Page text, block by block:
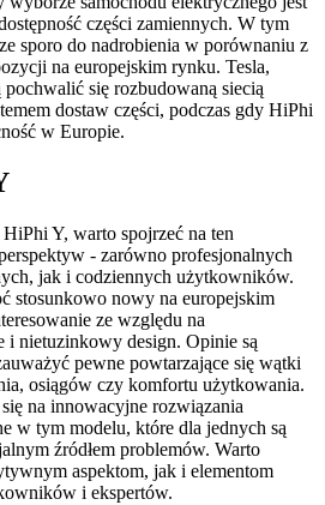
części zamiennych. W tym
sporo do nadrobienia w porównaniu z
na europejskim rynku. Tesla,
się rozbudowaną siecią
dostaw części, podczas gdy HiPhi
w Europie.
Y, warto spojrzeć na ten
- zarówno profesjonalnych
jak i codziennych użytkowników.
stosunkowo nowy na europejskim
ze względu na
i nietuzinkowy design. Opinie są
pewne powtarzające się wątki
osiągów czy komfortu użytkowania.
na innowacyjne rozwiązania
w tym modelu, które dla jednych są
źródłem problemów. Warto
aspektom, jak i elementom
i ekspertów.